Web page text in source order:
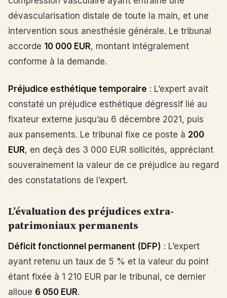
dévascularisation distale de toute la main, et une
intervention sous anesthésie générale. Le tribunal
accorde 10 000 EUR, montant intégralement
conforme à la demande.
Préjudice esthétique temporaire : L’expert avait
constaté un préjudice esthétique dégressif lié au
fixateur externe jusqu’au 6 décembre 2021, puis
aux pansements. Le tribunal fixe ce poste à 200
EUR, en deçà des 3 000 EUR sollicités, appréciant
souverainement la valeur de ce préjudice au regard
des constatations de l’expert.
L’évaluation des préjudices extra-
patrimoniaux permanents
Déficit fonctionnel permanent (DFP) : L’expert
ayant retenu un taux de 5 % et la valeur du point
étant fixée à 1 210 EUR par le tribunal, ce dernier
alloue 6 050 EUR.